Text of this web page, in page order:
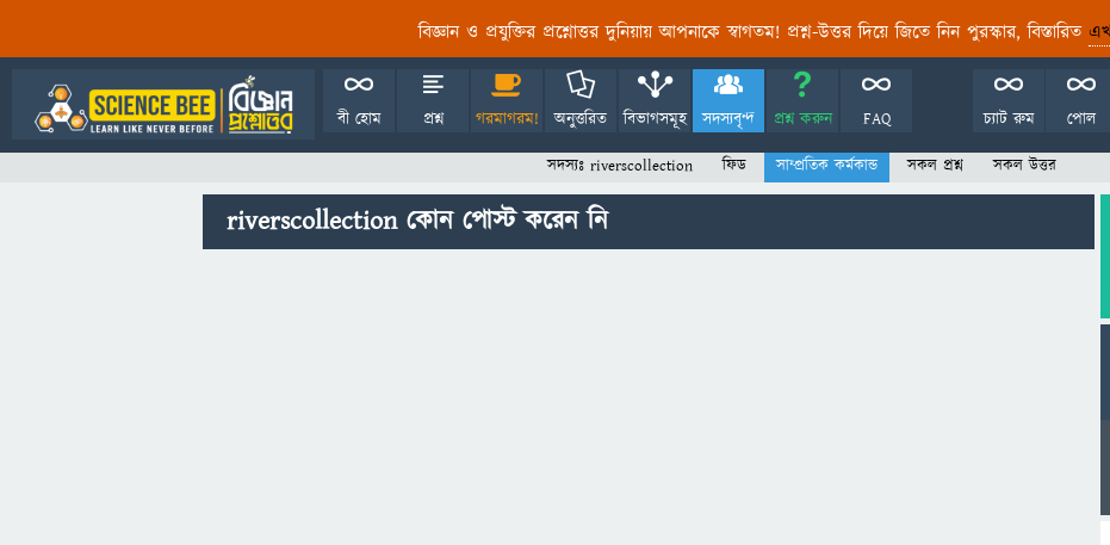
বিজ্ঞান ও প্রযুক্তির প্রশ্নোত্তর দুনিয়ায় আপনাকে স্বাগতম! প্রশ্ন-উত্তর দিয়ে জিতে নিন পুরস্কার, বিস্তারিত
বী হোম প্রশ্ন গরমাগরম! অনুত্তরিত বিভাগসমূহ সদস্যবৃন্দ প্রশ্ন করুন FAQ পোল
চ্যাট রুম
সদস্যঃ riverscollection ফিড সাম্প্রতিক কর্মকান্ড সকল প্রশ্ন সকল উত্তর
riverscollection কোন পোস্ট করেন নি